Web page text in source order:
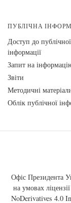
ПУБЛІЧНА
Доступ до публічної
інформації
Запит на
Звіти
Методичні
Облік публічної
Офіс Президента
на умовах ліцензії
NoDerivatives 4.0